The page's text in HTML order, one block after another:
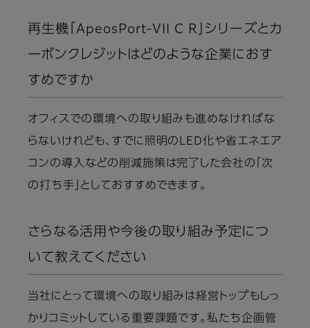
再生機「ApeosPort-VII C R」シリーズとカ
ーボンクレジットはどのような企業におす
すめですか
オフィスでの環境への取り組みも進めなければな
らないけれども、すでに照明のLED化や省エネエア
コンの導入などの削減施策は完了した会社の「次
の打ち手」としておすすめできます。
さらなる活用や今後の取り組み予定につ
いて教えてください
当社にとって環境への取り組みは経営トップもしっ
かりコミットしている重要課題です。私たち企画管